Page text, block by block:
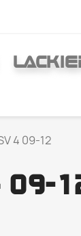
4 09-12
09-